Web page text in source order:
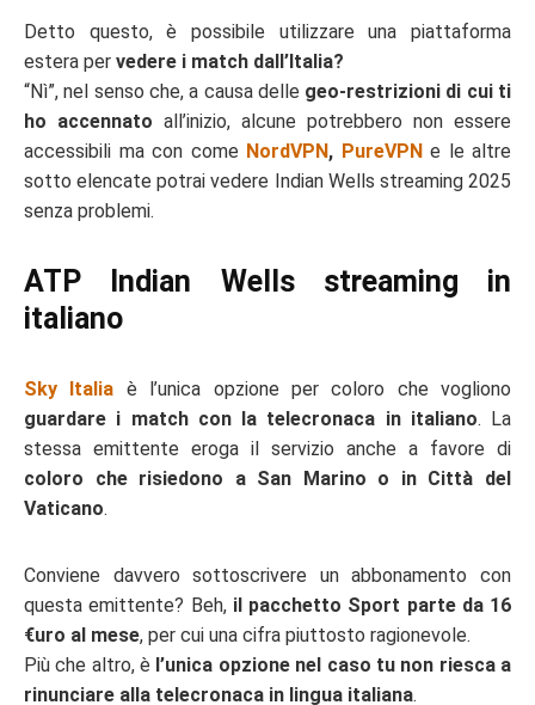
Detto questo, è possibile utilizzare una piattaforma
estera per vedere i match dall’Italia?
“Nì”, nel senso che, a causa delle geo-restrizioni di cui ti
ho accennato all’inizio, alcune potrebbero non essere
accessibili ma con come NordVPN, PureVPNe le altre
sotto elencate potrai vedere Indian Wells streaming 2025
senza problemi.
ATP Indian Wells streaming in
italiano
Sky Italia è l’unica opzione per coloro che vogliono
guardare i match con la telecronaca in italiano. La
stessa emittente eroga il servizio anche a favore di
coloro che risiedono a San Marino o in Città del
Vaticano.
Conviene davvero sottoscrivere un abbonamento con
questa emittente? Beh, il pacchetto Sport parte da 16
€uro al mese, per cui una cifra piuttosto ragionevole.
Più che altro, è l’unica opzione nel caso tu non riesca a
rinunciare alla telecronaca in lingua italiana.